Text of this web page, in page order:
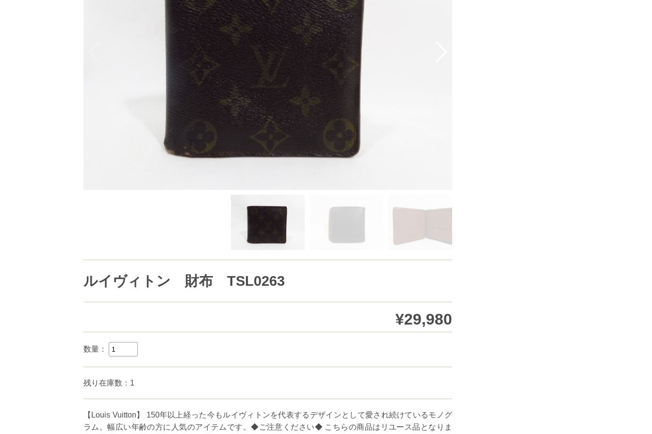
ルイヴィトン 財布 TSL0263
¥29,980
数量：
残り在庫数：1
【Louis Vuitton】 150年以上経った今もルイヴィトンを代表するデザインとして愛され続けているモノグ
ラム。幅広い年齢の方に人気のアイテムです。◆ご注意ください◆ こちらの商品はリユース品となりま